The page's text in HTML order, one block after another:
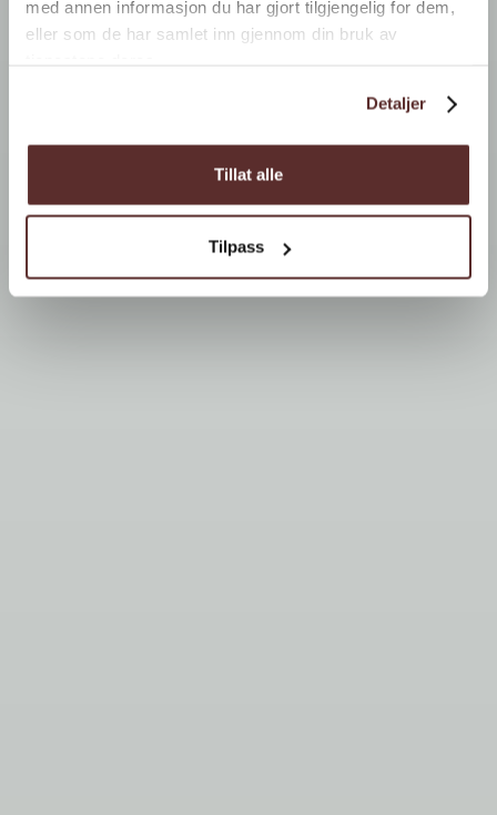
med annen informasjon du har gjort tilgjengelig for dem,
eller som de har samlet inn gjennom din bruk av
Detaljer
Tillat alle
Tilpass